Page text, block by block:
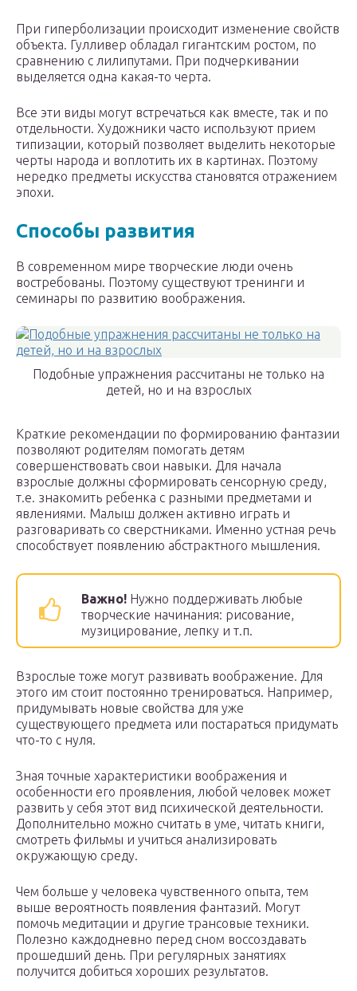
При гиперболизации происходит изменение свойств
объекта. Гулливер обладал гигантским ростом, по
сравнению с лилипутами. При подчеркивании
выделяется одна какая-то черта.
Все эти виды могут встречаться как вместе, так и по
отдельности. Художники часто используют прием
типизации, который позволяет выделить некоторые
черты народа и воплотить их в картинах. Поэтому
нередко предметы искусства становятся отражением
эпохи.
Способы развития
В современном мире творческие люди очень
востребованы. Поэтому существуют тренинги и
семинары по развитию воображения.
Подобные упражнения рассчитаны не только на
детей, но и на взрослых
Краткие рекомендации по формированию фантазии
позволяют родителям помогать детям
совершенствовать свои навыки. Для начала
взрослые должны сформировать сенсорную среду,
т.е. знакомить ребенка с разными предметами и
явлениями. Малыш должен активно играть и
разговаривать со сверстниками. Именно устная речь
способствует появлению абстрактного мышления.
Важно! Нужно поддерживать любые
творческие начинания: рисование,
музицирование, лепку и т.п.
Взрослые тоже могут развивать воображение. Для
этого им стоит постоянно тренироваться. Например,
придумывать новые свойства для уже
существующего предмета или постараться придумать
что-то с нуля.
Зная точные характеристики воображения и
особенности его проявления, любой человек может
развить у себя этот вид психической деятельности.
Дополнительно можно считать в уме, читать книги,
смотреть фильмы и учиться анализировать
окружающую среду.
Чем больше у человека чувственного опыта, тем
выше вероятность появления фантазий. Могут
помочь медитации и другие трансовые техники.
Полезно каждодневно перед сном воссоздавать
прошедший день. При регулярных занятиях
получится добиться хороших результатов.